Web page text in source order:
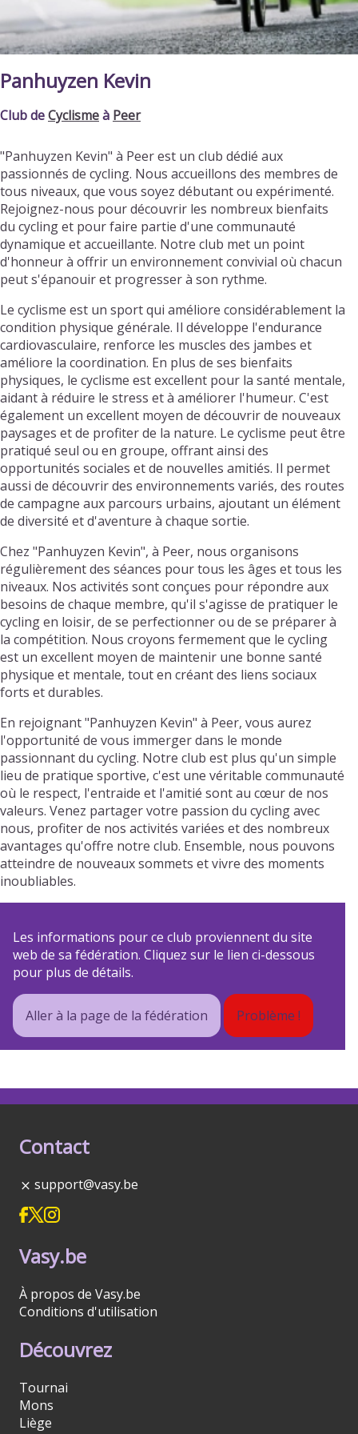
Panhuyzen Kevin
Club deCyclismeà Peer
"Panhuyzen Kevin" à Peer est un club dédié aux
passionnés de cycling. Nous accueillons des membres de
tous niveaux, que vous soyez débutant ou expérimenté.
Rejoignez-nous pour découvrir les nombreux bienfaits
du cycling et pour faire partie d'une communauté
dynamique et accueillante. Notre club met un point
d'honneur à offrir un environnement convivial où chacun
peut s'épanouir et progresser à son rythme.
Le cyclisme est un sport qui améliore considérablement la
condition physique générale. Il développe l'endurance
cardiovasculaire, renforce les muscles des jambes et
améliore la coordination. En plus de ses bienfaits
physiques, le cyclisme est excellent pour la santé mentale,
aidant à réduire le stress et à améliorer l'humeur. C'est
également un excellent moyen de découvrir de nouveaux
paysages et de profiter de la nature. Le cyclisme peut être
pratiqué seul ou en groupe, offrant ainsi des
opportunités sociales et de nouvelles amitiés. Il permet
aussi de découvrir des environnements variés, des routes
de campagne aux parcours urbains, ajoutant un élément
de diversité et d'aventure à chaque sortie.
Chez "Panhuyzen Kevin", à Peer, nous organisons
régulièrement des séances pour tous les âges et tous les
niveaux. Nos activités sont conçues pour répondre aux
besoins de chaque membre, qu'il s'agisse de pratiquer le
cycling en loisir, de se perfectionner ou de se préparer à
la compétition. Nous croyons fermement que le cycling
est un excellent moyen de maintenir une bonne santé
physique et mentale, tout en créant des liens sociaux
forts et durables.
En rejoignant "Panhuyzen Kevin" à Peer, vous aurez
l'opportunité de vous immerger dans le monde
passionnant du cycling. Notre club est plus qu'un simple
lieu de pratique sportive, c'est une véritable communauté
où le respect, l'entraide et l'amitié sont au cœur de nos
valeurs. Venez partager votre passion du cycling avec
nous, profiter de nos activités variées et des nombreux
avantages qu'offre notre club. Ensemble, nous pouvons
atteindre de nouveaux sommets et vivre des moments
inoubliables.
Les informations pour ce club proviennent du site
web de sa fédération. Cliquez sur le lien ci-dessous
pour plus de détails.
Aller à la page de la fédération Problème !
Contact
support@vasy.be
Vasy.be
À propos de Vasy.be
Conditions d'utilisation
Découvrez
Tournai
Mons
Liège